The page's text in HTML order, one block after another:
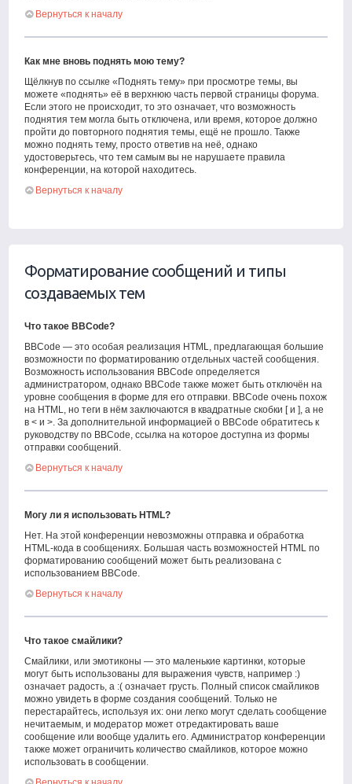
Вернуться к началу
Как мне вновь поднять мою тему?
Щёлкнув по ссылке «Поднять тему» при просмотре темы, вы
можете «поднять» её в верхнюю часть первой страницы форума.
Если этого не происходит, то это означает, что возможность
поднятия тем могла быть отключена, или время, которое должно
пройти до повторного поднятия темы, ещё не прошло. Также
можно поднять тему, просто ответив на неё, однако
удостоверьтесь, что тем самым вы не нарушаете правила
конференции, на которой находитесь.
Вернуться к началу
Форматирование сообщений и типы
создаваемых тем
Что такое BBCode?
BBCode — это особая реализация HTML, предлагающая большие
возможности по форматированию отдельных частей сообщения.
Возможность использования BBCode определяется
администратором, однако BBCode также может быть отключён на
уровне сообщения в форме для его отправки. BBCode очень похож
на HTML, но теги в нём заключаются в квадратные скобки [ и ], а не
в < и >. За дополнительной информацией о BBCode обратитесь к
руководству по BBCode, ссылка на которое доступна из формы
отправки сообщений.
Вернуться к началу
Могу ли я использовать HTML?
Нет. На этой конференции невозможны отправка и обработка
HTML-кода в сообщениях. Большая часть возможностей HTML по
форматированию сообщений может быть реализована с
использованием BBCode.
Вернуться к началу
Что такое смайлики?
Смайлики, или эмотиконы — это маленькие картинки, которые
могут быть использованы для выражения чувств, например :)
означает радость, а :( означает грусть. Полный список смайликов
можно увидеть в форме создания сообщений. Только не
перестарайтесь, используя их: они легко могут сделать сообщение
нечитаемым, и модератор может отредактировать ваше
сообщение или вообще удалить его. Администратор конференции
также может ограничить количество смайликов, которое можно
использовать в сообщении.